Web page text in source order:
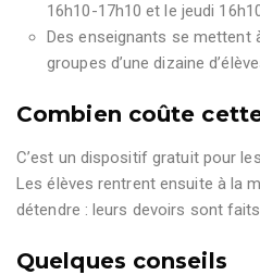
16h10-17h10 et le jeudi
Des enseignants se mettent
groupes d’une dizaine
Combien coûte
C’est un dispositif gratuit pour
Les élèves rentrent ensuite à la
détendre : leurs devoirs sont
Quelques conseils